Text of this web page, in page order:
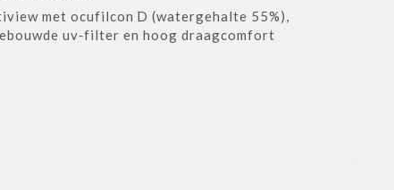
met ocufilcon D (watergehalte 55%),
uv‑filter en hoog draagcomfort